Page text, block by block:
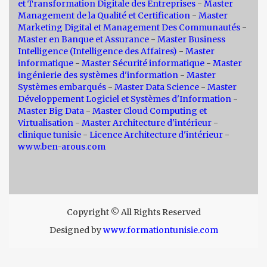
et Transformation Digitale des Entreprises - Master
Management de la Qualité et Certification - Master
Marketing Digital et Management Des Communautés -
Master en Banque et Assurance - Master Business
Intelligence (Intelligence des Affaires) - Master
informatique - Master Sécurité informatique - Master
ingénierie des systèmes d'information - Master
Systèmes embarqués - Master Data Science - Master
Développement Logiciel et Systèmes d'Information -
Master Big Data - Master Cloud Computing et
Virtualisation - Master Architecture d'intérieur -
clinique tunisie - Licence Architecture d'intérieur -
www.ben-arous.com
Copyright © All Rights Reserved
Designed bywww.formationtunisie.com